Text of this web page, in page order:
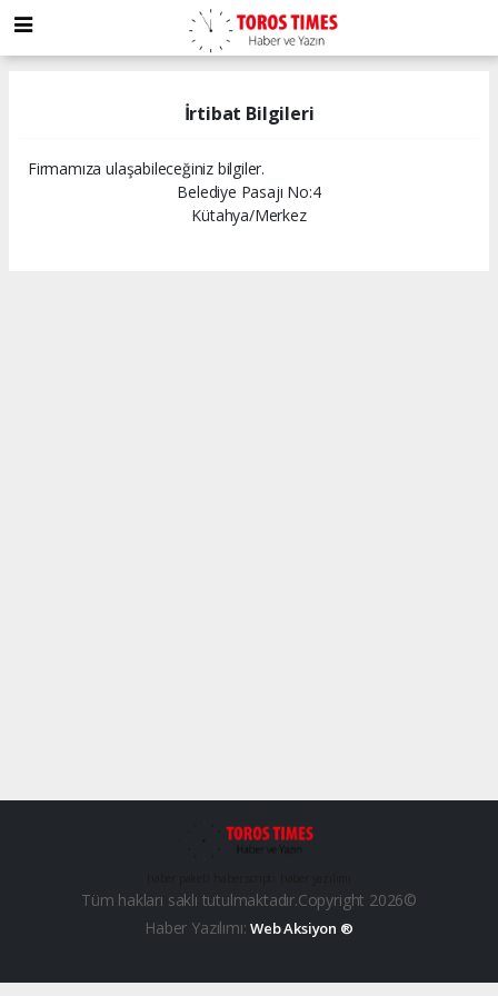
İrtibat Bilgileri
Firmamıza ulaşabileceğiniz bilgiler.
Belediye Pasajı No:4
Kütahya/Merkez
Tüm hakları saklı tutulmaktadır.Copyright 2026©
Haber Yazılımı:Web Aksiyon ®